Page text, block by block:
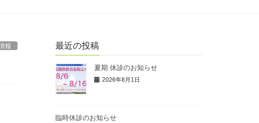
報 最近の投稿
夏期 休診のお知らせ
2026年8月1日
臨時休診のお知らせ